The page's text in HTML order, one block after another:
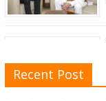
Recent Post